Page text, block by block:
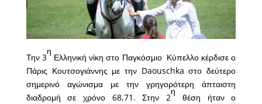
Την 3
η
Ελληνική νίκη στο Παγκόσμιο Κύπελλο κέρδισε ο
Πάρις Κουτσογιάννης με την Daouschka στο δεύτερο
σημερινό αγώνισμα με την γρηγορότερη άπταιστη
διαδρομή σε χρόνο 68,71. Στην 2
η
θέση ήταν ο